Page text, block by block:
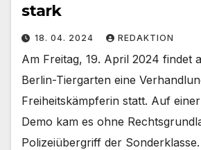
stark
18. 04. 2024 REDAKTION
Am Freitag, 19. April 2024 findet
Berlin-Tiergarten eine
Freiheitskämpferin statt. Auf
Demo kam es ohne
Polizeiübergriff der